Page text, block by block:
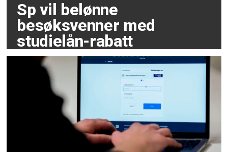
Sp vil belønne
besøksvenner med
studielån-rabatt